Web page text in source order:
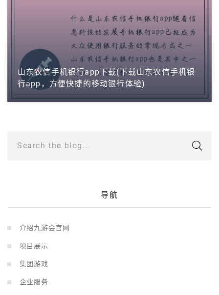
山东农信手机银行app下载(下载山东农信手机银
行app，方便快捷的移动银行体验)
Search the blog...
导航
介绍九游会官网
项目展示
集团游戏
企业服务